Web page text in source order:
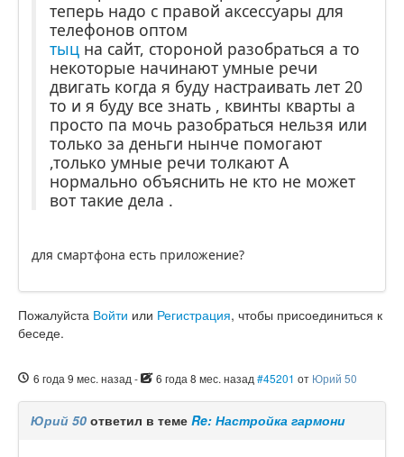
теперь надо с правой аксессуары для
телефонов оптом
тыц на сайт, стороной разобраться а то
некоторые начинают умные речи
двигать когда я буду настраивать лет 20
то и я буду все знать , квинты кварты а
просто па мочь разобраться нельзя или
только за деньги нынче помогают
,только умные речи толкают А
нормально объяснить не кто не может
вот такие дела .
для смартфона есть приложение?
Пожалуйста Войти или Регистрация, чтобы присоединиться к
беседе.
6 года 9 мес. назад - 6 года 8 мес. назад #45201 от Юрий 50
Юрий 50 ответил в теме Re: Настройка гармони